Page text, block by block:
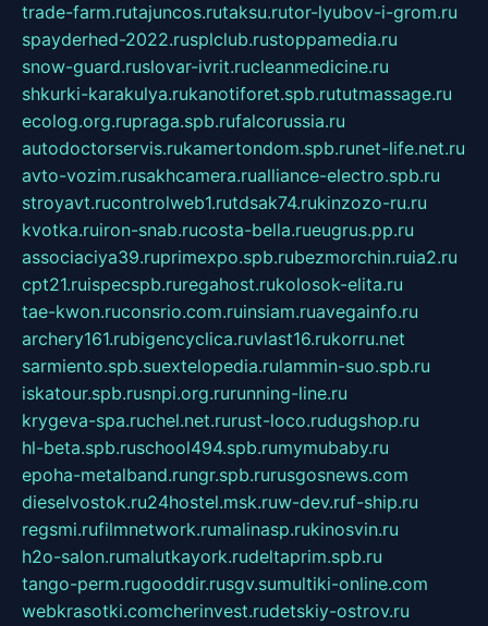
trade-farm.rutajuncos.rutaksu.rutor-lyubov-i-grom.ru
spayderhed-2022.rusplclub.rustoppamedia.ru
snow-guard.ruslovar-ivrit.rucleanmedicine.ru
shkurki-karakulya.rukanotiforet.spb.rututmassage.ru
ecolog.org.rupraga.spb.rufalcorussia.ru
autodoctorservis.rukamertondom.spb.runet-life.net.ru
avto-vozim.rusakhcamera.rualliance-electro.spb.ru
stroyavt.rucontrolweb1.rutdsak74.rukinzozo-ru.ru
kvotka.ruiron-snab.rucosta-bella.rueugrus.pp.ru
associaciya39.ruprimexpo.spb.rubezmorchin.ruia2.ru
cpt21.ruispecspb.ruregahost.rukolosok-elita.ru
tae-kwon.ruconsrio.com.ruinsiam.ruavegainfo.ru
archery161.rubigencyclica.ruvlast16.rukorru.net
sarmiento.spb.suextelopedia.rulammin-suo.spb.ru
iskatour.spb.rusnpi.org.rurunning-line.ru
krygeva-spa.ruchel.net.rurust-loco.rudugshop.ru
hl-beta.spb.ruschool494.spb.rumymubaby.ru
epoha-metalband.rungr.spb.rurusgosnews.com
dieselvostok.ru24hostel.msk.ruw-dev.ruf-ship.ru
regsmi.rufilmnetwork.rumalinasp.rukinosvin.ru
h2o-salon.rumalutkayork.rudeltaprim.spb.ru
tango-perm.rugooddir.rusgv.sumultiki-online.com
webkrasotki.comcherinvest.rudetskiy-ostrov.ru